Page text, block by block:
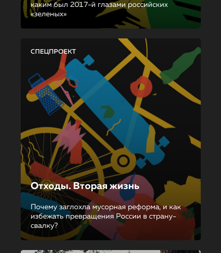
каким был 2017-й глазами российских
«зеленых»
СПЕЦПРОЕКТ
Отходы. Вторая жизнь
Почему заглохла мусорная реформа, и как
избежать превращения России в страну-
свалку?